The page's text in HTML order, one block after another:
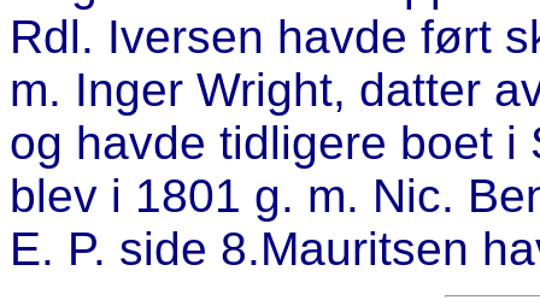
Rdl. Iversen havde ført
m. Inger Wright, datter
og havde tidligere boet i
blev i 1801 g. m. Nic.
E. P. side 8.Mauritsen